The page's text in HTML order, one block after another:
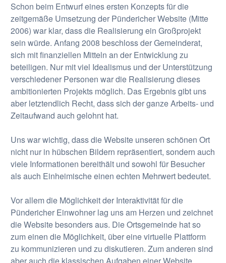
Schon beim Entwurf eines ersten Konzepts für die
zeitgemäße Umsetzung der Pündericher Website (Mitte
2006) war klar, dass die Realisierung ein Großprojekt
sein würde. Anfang 2008 beschloss der Gemeinderat,
sich mit finanziellen Mitteln an der Entwicklung zu
beteiligen. Nur mit viel Idealismus und der Unterstützung
verschiedener Personen war die Realisierung dieses
ambitionierten Projekts möglich. Das Ergebnis gibt uns
aber letztendlich Recht, dass sich der ganze Arbeits- und
Zeitaufwand auch gelohnt hat.
Uns war wichtig, dass die Website unseren schönen Ort
nicht nur in hübschen Bildern repräsentiert, sondern auch
viele Informationen bereithält und sowohl für Besucher
als auch Einheimische einen echten Mehrwert bedeutet.
Vor allem die Möglichkeit der Interaktivität für die
Pündericher Einwohner lag uns am Herzen und zeichnet
die Website besonders aus. Die Ortsgemeinde hat so
zum einen die Möglichkeit, über eine virtuelle Plattform
zu kommunizieren und zu diskutieren. Zum anderen sind